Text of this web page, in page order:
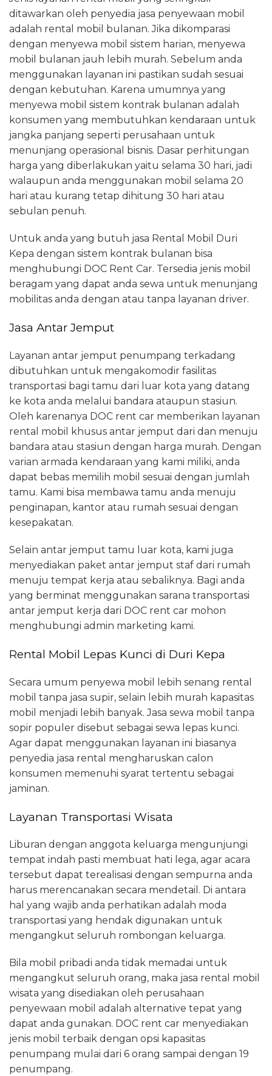
ditawarkan oleh penyedia jasa penyewaan mobil
adalah rental mobil bulanan. Jika dikomparasi
dengan menyewa mobil sistem harian, menyewa
mobil bulanan jauh lebih murah. Sebelum anda
menggunakan layanan ini pastikan sudah sesuai
dengan kebutuhan. Karena umumnya yang
menyewa mobil sistem kontrak bulanan adalah
konsumen yang membutuhkan kendaraan untuk
jangka panjang seperti perusahaan untuk
menunjang operasional bisnis. Dasar perhitungan
harga yang diberlakukan yaitu selama 30 hari, jadi
walaupun anda menggunakan mobil selama 20
hari atau kurang tetap dihitung 30 hari atau
sebulan penuh.
Untuk anda yang butuh jasa Rental Mobil Duri
Kepa dengan sistem kontrak bulanan bisa
menghubungi DOC Rent Car. Tersedia jenis mobil
beragam yang dapat anda sewa untuk menunjang
mobilitas anda dengan atau tanpa layanan driver.
Jasa Antar Jemput
Layanan antar jemput penumpang terkadang
dibutuhkan untuk mengakomodir fasilitas
transportasi bagi tamu dari luar kota yang datang
ke kota anda melalui bandara ataupun stasiun.
Oleh karenanya DOC rent car memberikan layanan
rental mobil khusus antar jemput dari dan menuju
bandara atau stasiun dengan harga murah. Dengan
varian armada kendaraan yang kami miliki, anda
dapat bebas memilih mobil sesuai dengan jumlah
tamu. Kami bisa membawa tamu anda menuju
penginapan, kantor atau rumah sesuai dengan
kesepakatan.
Selain antar jemput tamu luar kota, kami juga
menyediakan paket antar jemput staf dari rumah
menuju tempat kerja atau sebaliknya. Bagi anda
yang berminat menggunakan sarana transportasi
antar jemput kerja dari DOC rent car mohon
menghubungi admin marketing kami.
Rental Mobil Lepas Kunci di Duri Kepa
Secara umum penyewa mobil lebih senang rental
mobil tanpa jasa supir, selain lebih murah kapasitas
mobil menjadi lebih banyak. Jasa sewa mobil tanpa
sopir populer disebut sebagai sewa lepas kunci.
Agar dapat menggunakan layanan ini biasanya
penyedia jasa rental mengharuskan calon
konsumen memenuhi syarat tertentu sebagai
jaminan.
Layanan Transportasi Wisata
Liburan dengan anggota keluarga mengunjungi
tempat indah pasti membuat hati lega, agar acara
tersebut dapat terealisasi dengan sempurna anda
harus merencanakan secara mendetail. Di antara
hal yang wajib anda perhatikan adalah moda
transportasi yang hendak digunakan untuk
mengangkut seluruh rombongan keluarga.
Bila mobil pribadi anda tidak memadai untuk
mengangkut seluruh orang, maka jasa rental mobil
wisata yang disediakan oleh perusahaan
penyewaan mobil adalah alternative tepat yang
dapat anda gunakan. DOC rent car menyediakan
jenis mobil terbaik dengan opsi kapasitas
penumpang mulai dari 6 orang sampai dengan 19
penumpang.